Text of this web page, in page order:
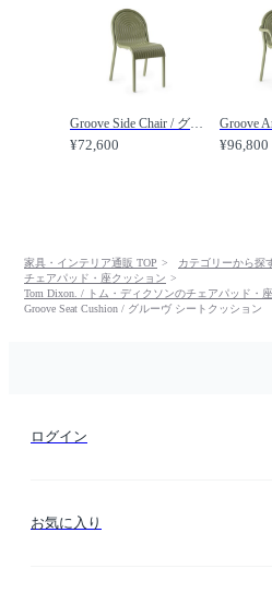
¥72,600 ¥96,800
家具・インテリア通販 TOP カテゴリーから探
チェアパッド・座クッション
Tom Dixon. / トム・ディクソンのチェアパッド・
Groove Seat Cushion / グルーヴ シートクッション
ログイン
お気に入り